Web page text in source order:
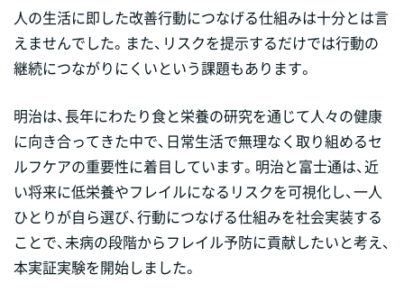
人の生活に即した改善行動につなげる仕組みは十分とは言
えませんでした。また、リスクを提示するだけでは行動の
継続につながりにくいという課題もあります。
明治は、長年にわたり食と栄養の研究を通じて人々の健康
に向き合ってきた中で、日常生活で無理なく取り組めるセ
ルフケアの重要性に着目しています。明治と富士通は、近
い将来に低栄養やフレイルになるリスクを可視化し、一人
ひとりが自ら選び、行動につなげる仕組みを社会実装する
ことで、未病の段階からフレイル予防に貢献したいと考え、
本実証実験を開始しました。